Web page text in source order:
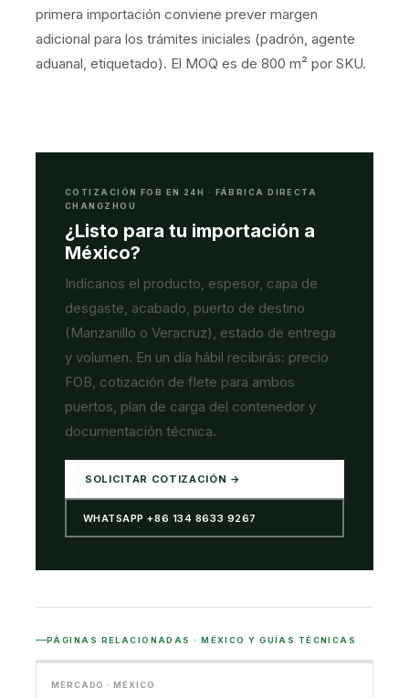
primera importación conviene prever margen
adicional para los trámites iniciales (padrón, agente
aduanal, etiquetado). El MOQ es de 800 m² por SKU.
COTIZACIÓN FOB EN 24H · FÁBRICA DIRECTA
CHANGZHOU
¿Listo para tu importación a
México?
Indícanos el producto, espesor, capa de
desgaste, acabado, puerto de destino
(Manzanillo o Veracruz), estado de entrega
y volumen. En un día hábil recibirás: precio
FOB, cotización de flete para ambos
puertos, plan de carga del contenedor y
documentación técnica.
SOLICITAR COTIZACIÓN →
WHATSAPP +86 134 8633 9267
PÁGINAS RELACIONADAS · MÉXICO Y GUÍAS TÉCNICAS
MERCADO · MÉXICO